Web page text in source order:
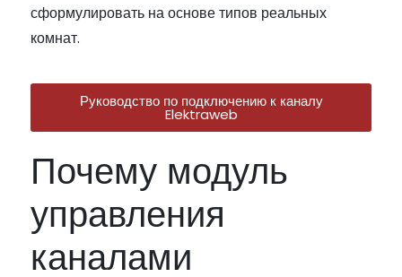
сформулировать на основе типов реальных
комнат.
Руководство по подключению к каналу
Elektraweb
Почему модуль
управления
каналами